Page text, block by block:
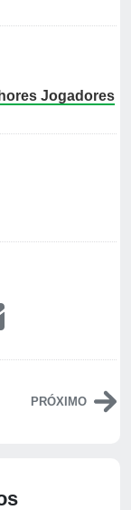
Jogadores
PRÓXIMO